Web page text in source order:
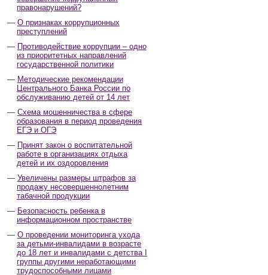
правонарушений?
О признаках коррупционных
преступлений
Противодействие коррупции – одно
из приоритетных направлений
государственной политики
Методические рекомендации
Центрального Банка России по
обслуживанию детей от 14 лет
Схема мошенничества в сфере
образования в период проведения
ЕГЭ и ОГЭ
Принят закон о воспитательной
работе в организациях отдыха
детей и их оздоровления
Увеличены размеры штрафов за
продажу несовершеннолетним
табачной продукции
Безопасность ребенка в
информационном пространстве
О проведении мониторинга ухода
за детьми-инвалидами в возрасте
до 18 лет и инвалидами с детства I
группы другими неработающими
трудоспособными лицами